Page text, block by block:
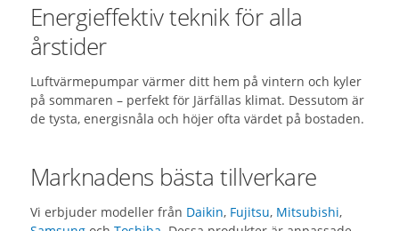
Energieffektiv teknik för alla
årstider
Luftvärmepumpar värmer ditt hem på vintern och kyler
på sommaren – perfekt för Järfällas klimat. Dessutom är
de tysta, energisnåla och höjer ofta värdet på bostaden.
Marknadens bästa tillverkare
Vi erbjuder modeller från Daikin, Fujitsu, Mitsubishi,